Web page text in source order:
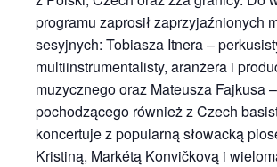
programu zaprosił zaprzyjaźnionych
sesyjnych: Tobiasza Itnera –
multiinstrumentalisty, aranżera i
muzycznego oraz Mateusza Fajkusa –
pochodzącego również z Czech
koncertuje z popularną słowacką
Kristiną, Markétą Konvičkovą i